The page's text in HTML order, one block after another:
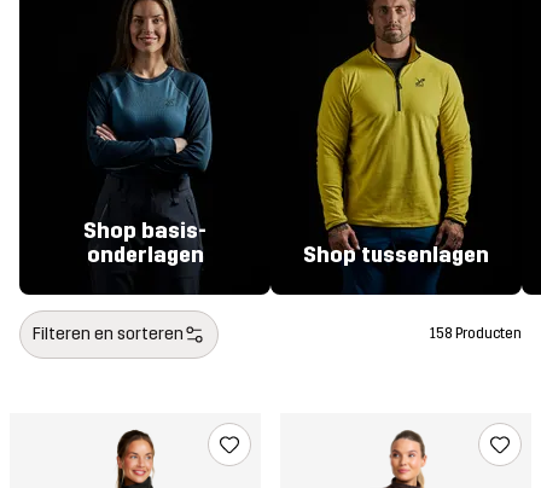
Shop basis-
onderlagen
Shop tussenlagen
Filteren en sorteren 158 Producten